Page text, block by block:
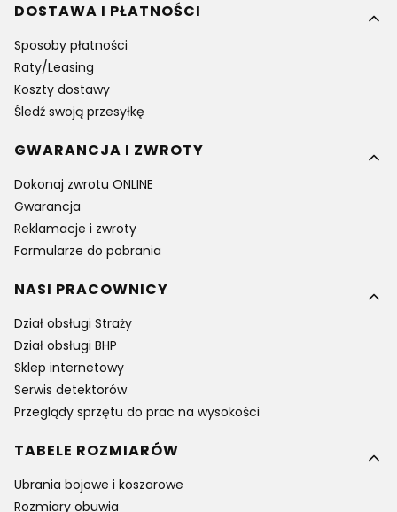
DOSTAWA I PŁATNOŚCI
Sposoby płatności
Raty/Leasing
Koszty dostawy
Śledź swoją przesyłkę
GWARANCJA I ZWROTY
Dokonaj zwrotu ONLINE
Gwarancja
Reklamacje i zwroty
Formularze do pobrania
NASI PRACOWNICY
Dział obsługi Straży
Dział obsługi BHP
Sklep internetowy
Serwis detektorów
Przeglądy sprzętu do prac na wysokości
TABELE ROZMIARÓW
Ubrania bojowe i koszarowe
Rozmiary obuwia